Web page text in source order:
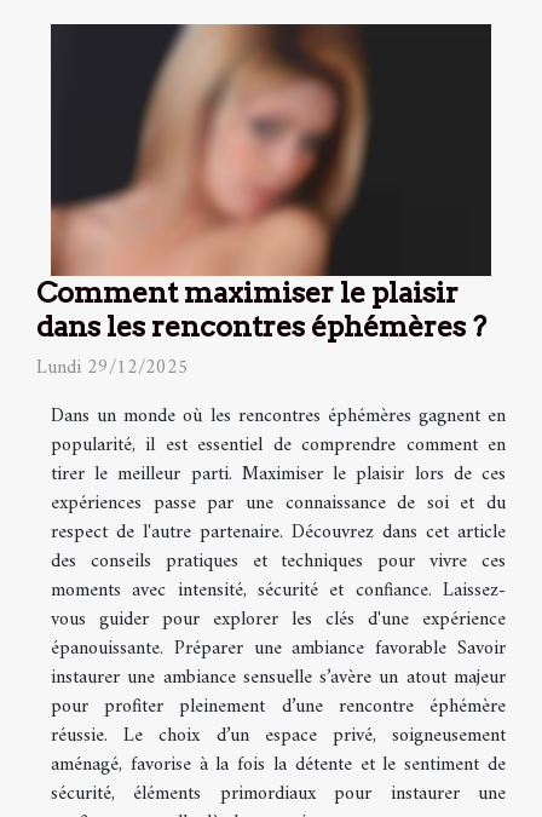
Comment maximiser le plaisir
dans les rencontres éphémères ?
Lundi 29/12/2025
Dans un monde où les rencontres éphémères gagnent en
popularité, il est essentiel de comprendre comment en
tirer le meilleur parti. Maximiser le plaisir lors de ces
expériences passe par une connaissance de soi et du
respect de l'autre partenaire. Découvrez dans cet article
des conseils pratiques et techniques pour vivre ces
moments avec intensité, sécurité et confiance. Laissez-
vous guider pour explorer les clés d'une expérience
épanouissante. Préparer une ambiance favorable Savoir
instaurer une ambiance sensuelle s’avère un atout majeur
pour profiter pleinement d’une rencontre éphémère
réussie. Le choix d’un espace privé, soigneusement
aménagé, favorise à la fois la détente et le sentiment de
sécurité, éléments primordiaux pour instaurer une